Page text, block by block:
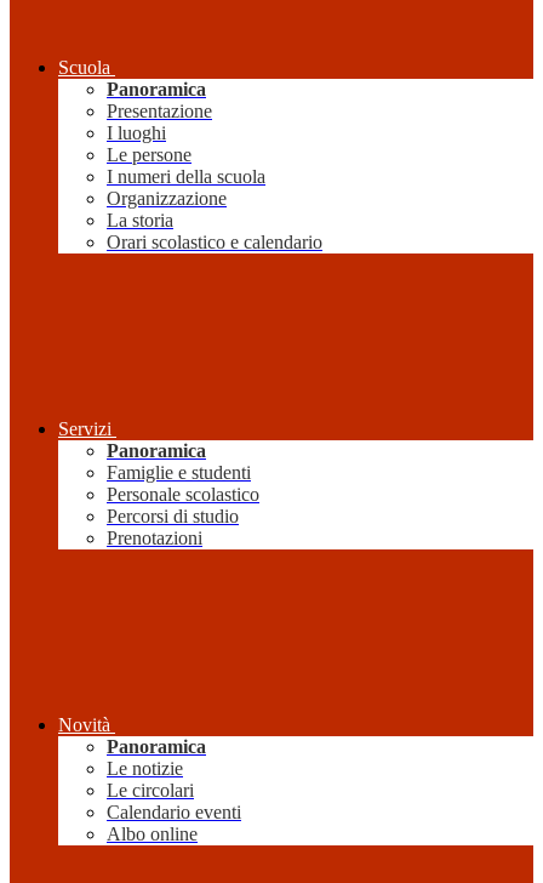
Scuola
Panoramica
Presentazione
I luoghi
Le persone
I numeri della scuola
Organizzazione
La storia
Orari scolastico e calendario
Servizi
Panoramica
Famiglie e studenti
Personale scolastico
Percorsi di studio
Prenotazioni
Novità
Panoramica
Le notizie
Le circolari
Calendario eventi
Albo online